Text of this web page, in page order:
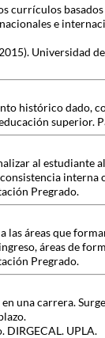
e
Universidad
histórico
superior.
al estudiante
Pregrado.
áreas que
áreas de
Pregrado.
una carrera.
UPLA.